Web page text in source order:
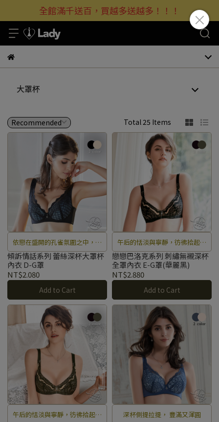
全館滿千送百，買越多送越多！！！
大罩杯
Total 25 Items
依戀在盛開的孔雀氛圍之中，難
以傾訴的思念，編織成說不完的
溫柔情話。
傾訴情話系列 蕾絲深杯大罩杯
內衣 D-G罩
NT$2.080
Add to Cart
午后的恬淡與寧靜，彷彿拾起夢
想中的花朵，在心頭綻放輕舞、
優雅的旋律。
戀戀巴洛克系列 刺繡無襯深杯
全罩內衣 E-G罩(華麗黑)
NT$2.880
Add to Cart
午后的恬淡與寧靜，彷彿拾起夢
深杯側提拉提， 豐滿又渾圓